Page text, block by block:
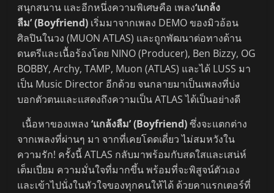
สนุกสนาน และอีกหนึ่งความพิเศษคือ เพลง‘แกล้ง
ลืม’ (Boyfriend) เริ่มมาจากเพลง DEMO ของมิวอ้อน
ศิลปินในวง (MUON ATLAS) และถูกพัฒนาต่อทางด้าน
ดนตรีและเนื้อร้องโดย NINO (Producer), Ben Bizzy, OG
BOBBY, Archy, TAMP, Muon (ATLAS) และได้ LUSS มา
เป็น Music Director อีกด้วย จนกลายมาเป็นเพลงที่บ่ง
บอกตัวตนและแสดงถึงความเป็น ATLAS ได้เป็นอย่างดี
เนื้อหาของเพลง‘แกล้งลืม’ (Boyfriend)ซึ่งจะแตกต่าง
จากเพลงที่ผ่านๆ มา จากที่เคยโดดเดี่ยว ไม่สมหวังใน
ความรัก! ครั้งนี้ ATLAS กลับมาพร้อมกับสดใสและเสน่ห์
เต็มเปี่ยม ความมั่นใจที่มากขึ้น พร้อมที่จะพิสูจน์ตัวเอง
และเข้าไปนั่งในหัวใจของทุกคนให้ได้ ด้วยคาแรกเตอร์ที่